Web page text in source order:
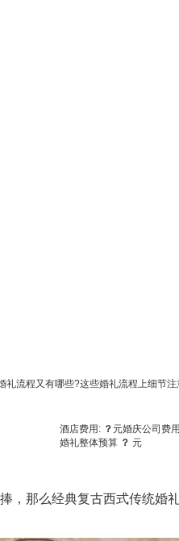
程又有哪些?这些婚礼流程上细节注
酒店费用: ？元婚庆公司费
婚礼整体预算 ？ 元
那么经典复古西式传统婚